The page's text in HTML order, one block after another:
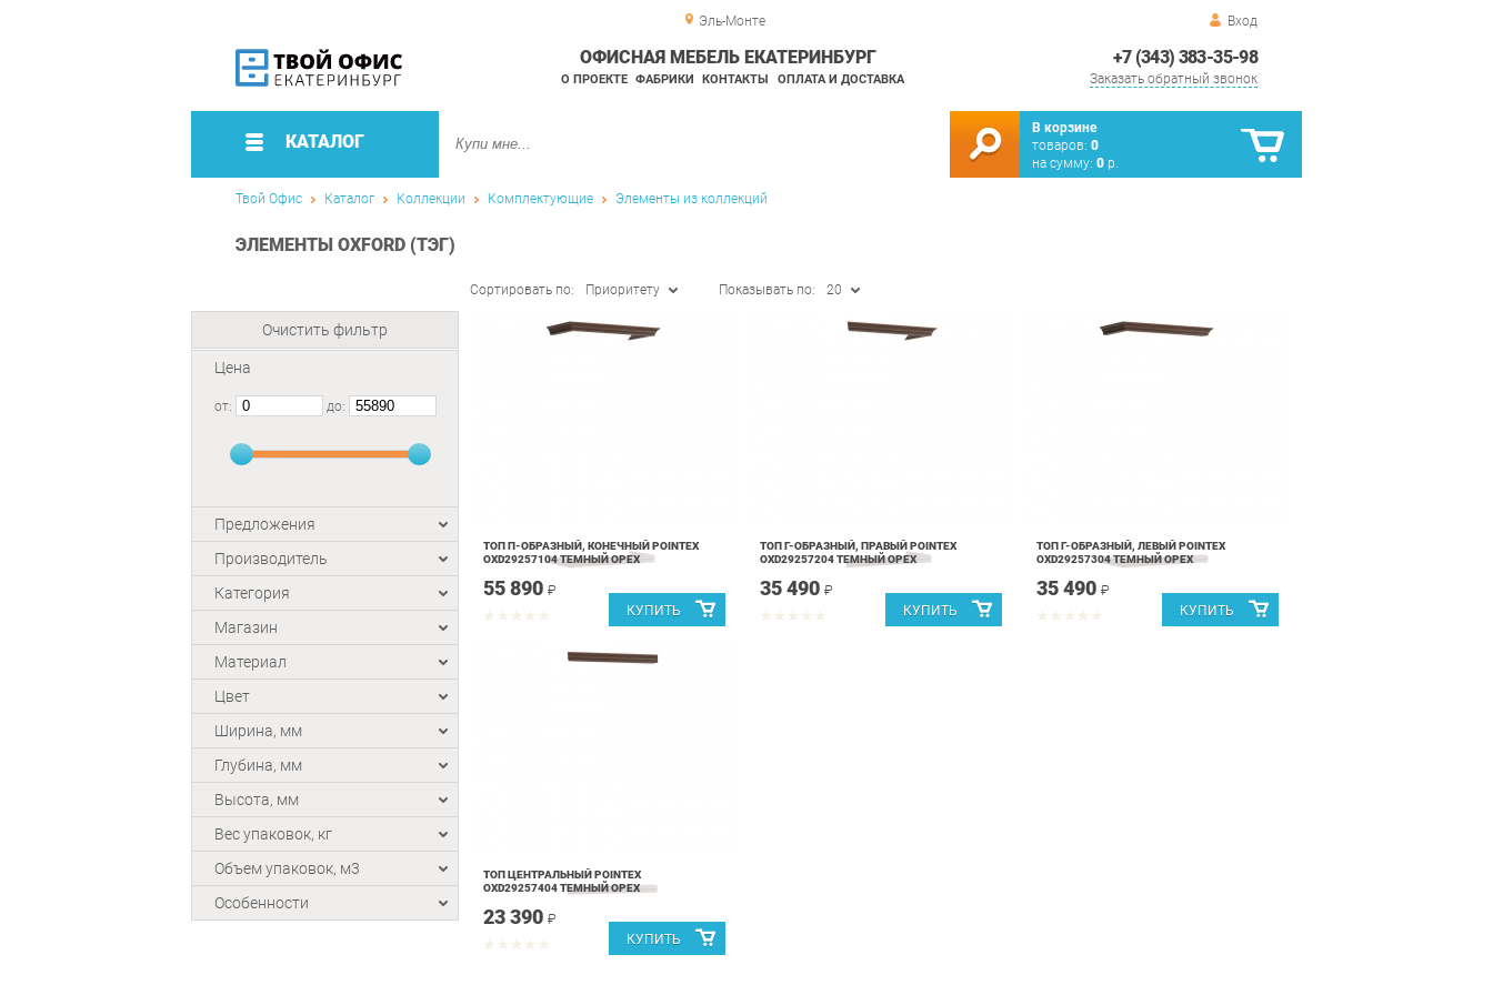
Эль-Монте Вход
+7 (343) 383-35-98
Заказать обратный звонок
ОФИСНАЯ МЕБЕЛЬ ЕКАТЕРИНБУРГ
О ПРОЕКТЕ ФАБРИКИ КОНТАКТЫ ОПЛАТА И ДОСТАВКА
КАТАЛОГ
В корзине
товаров: 0
на сумму: 0 р.
Твой Офис Каталог Коллекции Комплектующие Элементы из коллекций
ЭЛЕМЕНТЫ OXFORD (ТЭГ)
Очистить фильтр
Цена
от: до:
Предложения
Производитель
Категория
Магазин
Материал
Цвет
Ширина, мм
Глубина, мм
Высота, мм
Вес упаковок, кг
Объем упаковок, м3
Особенности
Сортировать по: Приоритету Показывать по: 20
ТОП П-ОБРАЗНЫЙ, КОНЕЧНЫЙ POINTEX
OXD29257104 ТЕМНЫЙ ОРЕХ
55 890 ₽
ТОП Г-ОБРАЗНЫЙ, ПРАВЫЙ POINTEX
OXD29257204 ТЕМНЫЙ ОРЕХ
35 490 ₽
ТОП Г-ОБРАЗНЫЙ, ЛЕВЫЙ POINTEX
OXD29257304 ТЕМНЫЙ ОРЕХ
35 490 ₽
ТОП ЦЕНТРАЛЬНЫЙ POINTEX
OXD29257404 ТЕМНЫЙ ОРЕХ
23 390 ₽